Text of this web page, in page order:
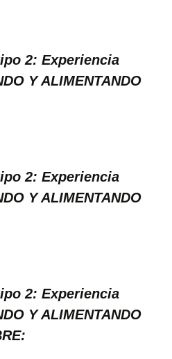
2: Experiencia
Y ALIMENTANDO
2: Experiencia
Y ALIMENTANDO
2: Experiencia
Y ALIMENTANDO